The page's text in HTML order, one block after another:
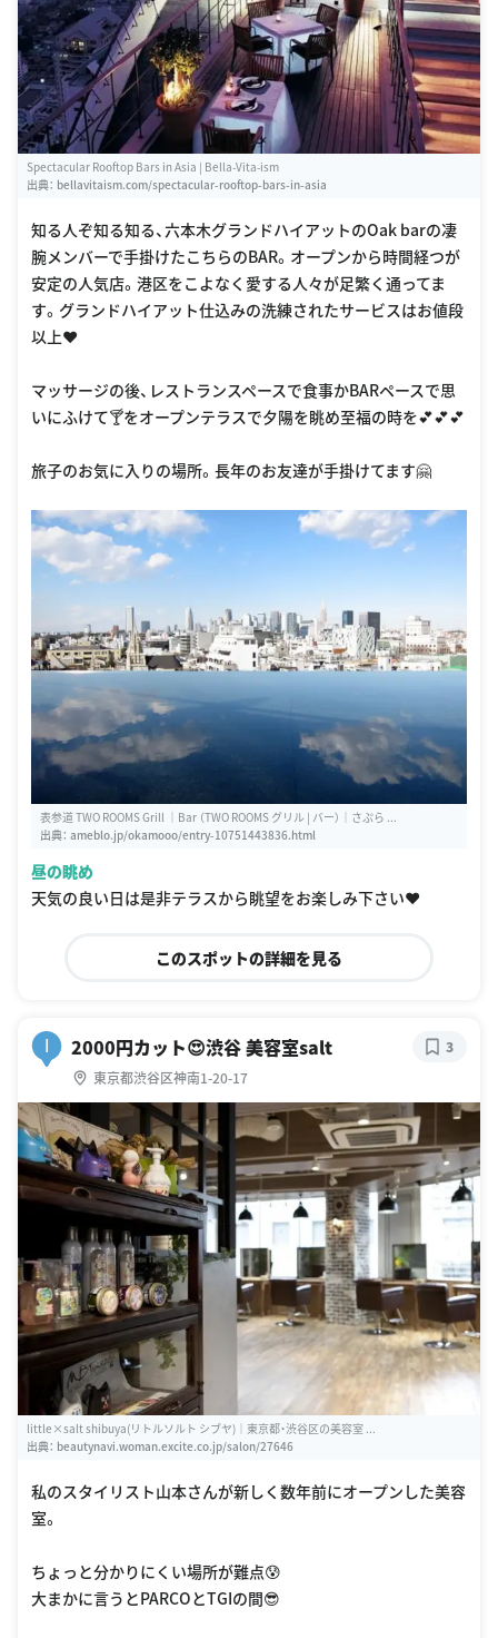
Spectacular Rooftop Bars in Asia | Bella-Vita-ism
出典： bellavitaism.com/spectacular-rooftop-bars-in-asia
知る人ぞ知る知る、六本木グランドハイアットのOak barの凄
腕メンバーで手掛けたこちらのBAR。オープンから時間経つが
安定の人気店。港区をこよなく愛する人々が足繁く通ってま
す。グランドハイアット仕込みの洗練されたサービスはお値段
以上❤️
マッサージの後、レストランスペースで食事かBARペースで思
いにふけて🍸をオープンテラスで夕陽を眺め至福の時を💕💕💕
旅子のお気に入りの場所。長年のお友達が手掛けてます🤗
表参道 TWO ROOMS Grill ｜Bar （TWO ROOMS グリル | バー）｜さぷら ...
出典： ameblo.jp/okamooo/entry-10751443836.html
昼の眺め
天気の良い日は是非テラスから眺望をお楽しみ下さい❤️
このスポットの詳細を見る
2000円カット😍渋谷 美容室salt
東京都渋谷区神南1-20-17
3
little×salt shibuya(リトルソルト シブヤ)｜東京都・渋谷区の美容室 ...
出典： beautynavi.woman.excite.co.jp/salon/27646
私のスタイリスト山本さんが新しく数年前にオープンした美容
室。
ちょっと分かりにくい場所が難点😰
大まかに言うとPARCOとTGIの間😎